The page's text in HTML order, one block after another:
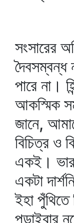
সংসারের
দৈবসম্বন্ধ
পারে না।
আকস্মিক
জানে,
বিচিত্র ও
একই।
একটা
ইহা পুঁথিতে
পড়াইবার